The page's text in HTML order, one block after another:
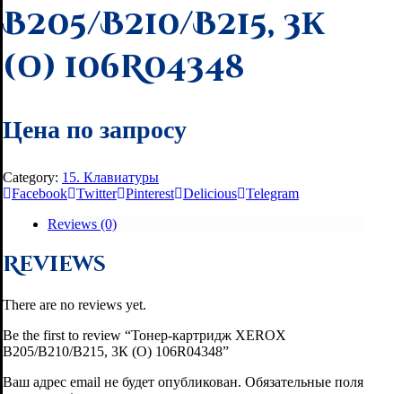
B205/B210/B215, 3К
(О) 106R04348
Цена по запросу
Category: 15. Клавиатуры
Facebook Twitter Pinterest Delicious Telegram
Reviews (0)
Reviews
There are no reviews yet.
Be the first to review “Тонер-картридж XEROX
B205/B210/B215, 3К (О) 106R04348”
Ваш адрес email не будет опубликован. Обязательные поля